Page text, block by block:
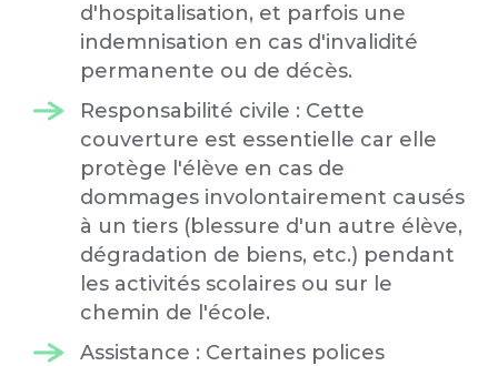
d'hospitalisation, et parfois une
indemnisation en cas d'invalidité
permanente ou de décès.
Responsabilité civile : Cette
couverture est essentielle car elle
protège l'élève en cas de
dommages involontairement causés
à un tiers (blessure d'un autre élève,
dégradation de biens, etc.) pendant
les activités scolaires ou sur le
chemin de l'école.
Assistance : Certaines polices